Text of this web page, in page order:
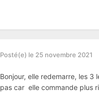
Posté(e) le 25 novembre 2021
Bonjour, elle redemarre, les 3
pas car elle commande plus